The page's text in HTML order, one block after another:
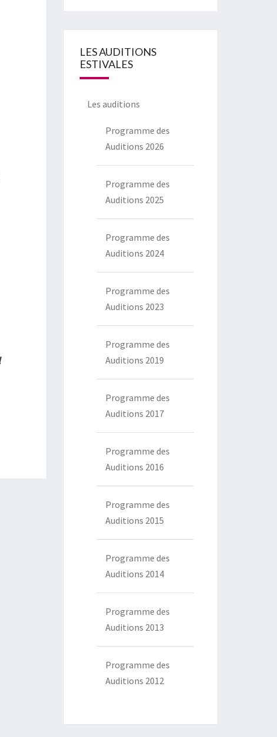
LES AUDITIONS
ESTIVALES
Les auditions
Programme des
Auditions 2026
Programme des
Auditions 2025
Programme des
Auditions 2024
Programme des
Auditions 2023
Programme des
Auditions 2019
Programme des
Auditions 2017
Programme des
Auditions 2016
Programme des
Auditions 2015
Programme des
Auditions 2014
Programme des
Auditions 2013
Programme des
Auditions 2012